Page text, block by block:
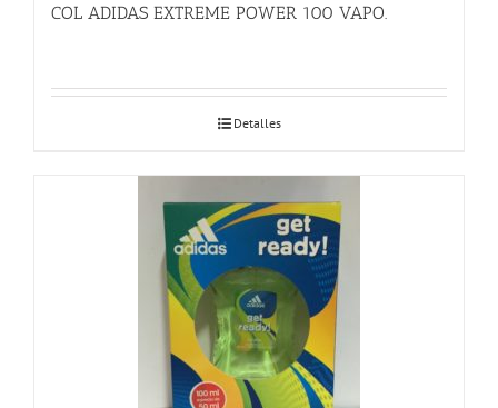
COL ADIDAS EXTREME POWER 100 VAPO.
Detalles